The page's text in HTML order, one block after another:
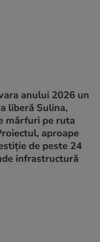
anului 2026 un
liberă Sulina,
mărfuri pe ruta
aproape
de peste 24
infrastructură